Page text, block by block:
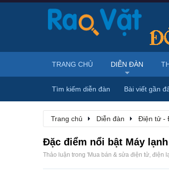
Trang chủ Diễn đàn Điện tử -
Đặc điểm nổi bật Máy
Thảo luận trong 'Mua bán & sửa điện tử, điện
TRANG CHỦ DIỄN ĐÀN
Tìm kiếm diễn đàn Bài viết gần